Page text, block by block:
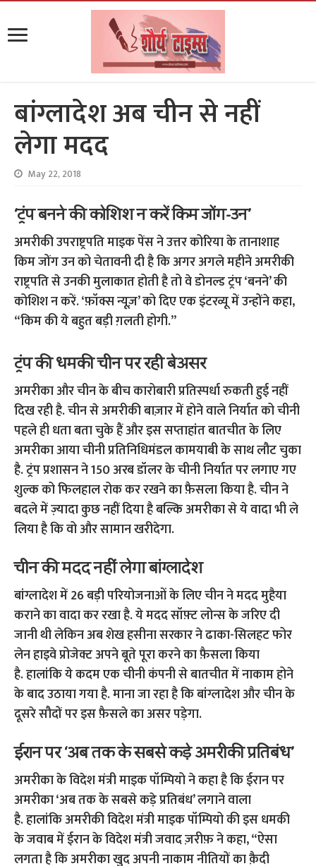
बांग्लादेश अब चीन से नहीं
लेगा मदद
May 22, 2018
‘ट्रंप बनने की कोशिश न करें किम जोंग-उन’
अमरीकी उपराष्ट्रपति माइक पेंस ने उत्तर कोरिया के तानाशाह
किम जोंग उन को चेतावनी दी है कि अगर अगले महीने अमरीकी
राष्ट्रपति से उनकी मुलाकात होती है तो वे डोनल्ड ट्रंप ‘बनने’ की
कोशिश न करें. ‘फ़ॉक्स न्यूज़’ को दिए एक इंटरव्यू में उन्होंने कहा,
“किम की ये बहुत बड़ी ग़लती होगी.”
ट्रंप की धमकी चीन पर रही बेअसर
अमरीका और चीन के बीच कारोबारी प्रतिस्पर्धा रुकती हुई नहीं
दिख रही है.चीन से अमरीकी बाज़ार में होने वाले निर्यात को चीनी
पहले ही धता बता चुके हैं और इस सप्ताहांत बातचीत के लिए
अमरीका आया चीनी प्रतिनिधिमंडल कामयाबी के साथ लौट चुका
है.ट्रंप प्रशासन ने 150 अरब डॉलर के चीनी निर्यात पर लगाए गए
शुल्क को फिलहाल रोक कर रखने का फ़ैसला किया है.चीन ने
बदले में ज़्यादा कुछ नहीं दिया है बल्कि अमरीका से ये वादा भी ले
लिया है कि वो और सामान खरीदेगा.
चीन की मदद नहीं लेगा बांग्लादेश
बांग्लादेश में 26 बड़ी परियोजनाओं के लिए चीन ने मदद मुहैया
कराने का वादा कर रखा है.ये मदद सॉफ़्ट लोन्स के जरिए दी
जानी थी लेकिन अब शेख हसीना सरकार ने ढाका-सिलहट फोर
लेन हाइवे प्रोजेक्ट अपने बूते पूरा करने का फ़ैसला किया
है.हालांकि ये कदम एक चीनी कंपनी से बातचीत में नाकाम होने
के बाद उठाया गया है. माना जा रहा है कि बांग्लादेश और चीन के
दूसरे सौदों पर इस फ़ैसले का असर पड़ेगा.
ईरान पर ‘अब तक के सबसे कड़े अमरीकी प्रतिबंध’
अमरीका के विदेश मंत्री माइक पॉम्पियो ने कहा है कि ईरान पर
अमरीका ‘अब तक के सबसे कड़े प्रतिबंध’ लगाने वाला
है.हालांकि अमरीकी विदेश मंत्री माइक पॉम्पियो की इस धमकी
के जवाब में ईरान के विदेश मंत्री जवाद ज़रीफ़ ने कहा, “ऐसा
लगता है कि अमरीका खुद अपनी नाकाम नीतियों का क़ैदी